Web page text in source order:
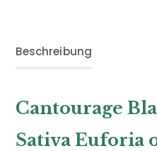
Beschreibung
Cantourage
Sativa Euforia